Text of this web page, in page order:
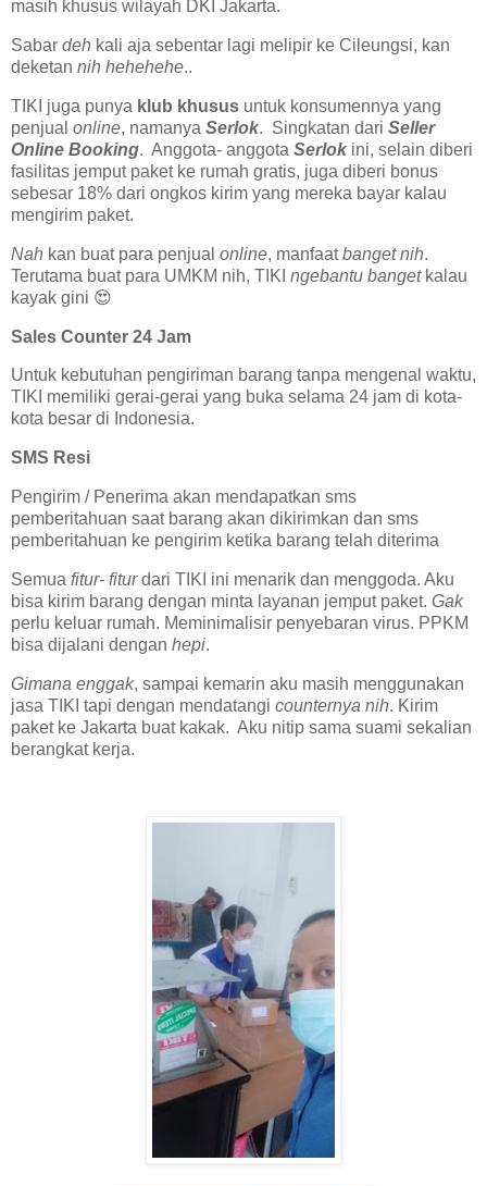
masih khusus wilayah DKI Jakarta.
Sabar deh kali aja sebentar lagi melipir ke Cileungsi, kan
deketan nih hehehehe..
TIKI juga punya klub khusus untuk konsumennya yang
penjual online, namanya Serlok. Singkatan dari Seller
Online Booking. Anggota- anggota Serlok ini, selain diberi
fasilitas jemput paket ke rumah gratis, juga diberi bonus
sebesar 18% dari ongkos kirim yang mereka bayar kalau
mengirim paket.
Nah kan buat para penjual online, manfaatbanget nih.
Terutama buat para UMKM nih, TIKI ngebantu bangetkalau
kayak gini 😍
Sales Counter 24 Jam
Untuk kebutuhan pengiriman barang tanpa mengenal waktu,
TIKI memiliki gerai-gerai yang buka selama 24 jam di kota-
kota besar di Indonesia.
SMS Resi
Pengirim / Penerima akan mendapatkan sms
pemberitahuan saat barang akan dikirimkan dan sms
pemberitahuan ke pengirim ketika barang telah diterima
Semua fitur- fiturdari TIKI ini menarik dan menggoda. Aku
bisa kirim barang dengan minta layanan jemput paket. Gak
perlu keluar rumah. Meminimalisir penyebaran virus. PPKM
bisa dijalani dengan hepi.
Gimana enggak, sampai kemarin aku masih menggunakan
jasa TIKI tapi dengan mendatangi counternya nih. Kirim
paket ke Jakarta buat kakak. Aku nitip sama suami sekalian
berangkat kerja.